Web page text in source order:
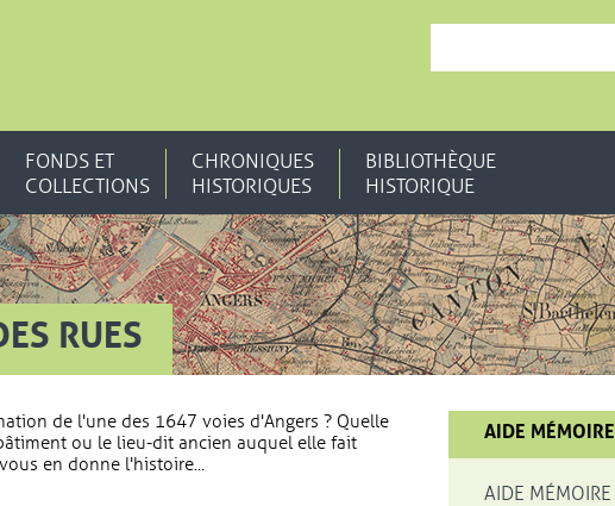
FONDS ET
COLLECTIONS
CHRONIQUES
HISTORIQUES
BIBLIOTHÈQUE
HISTORIQUE
RUES
de l'une des 1647 voies d'Angers ? Quelle
ou le lieu-dit ancien auquel elle fait
en donne l'histoire...
AIDE MÉMOIRE
AIDE MÉMOIRE